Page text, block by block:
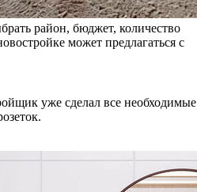
район, бюджет, количество
может предлагаться с
уже сделал все необходимые